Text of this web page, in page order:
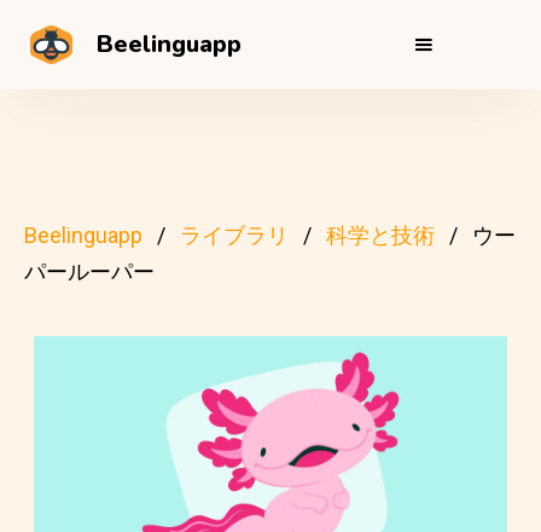
Beelinguapp
Beelinguapp ライブラリ 科学と技術
ウー
パールーパー